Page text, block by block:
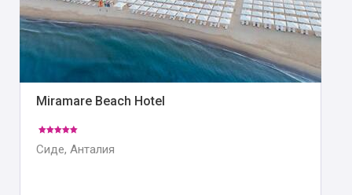
Miramare Beach Hotel
Сиде, Анталия